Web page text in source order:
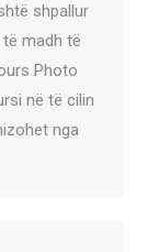
shpallur
madh të
Photo
në të cilin
nga